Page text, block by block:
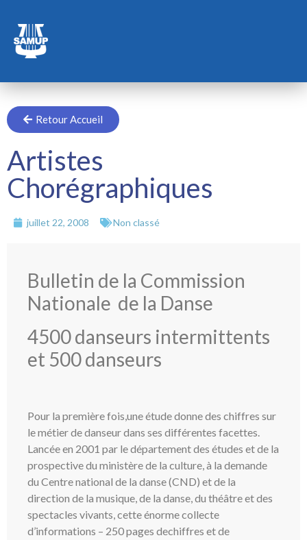
Retour Accueil
Artistes
Chorégraphiques
juillet 22, 2008 Non classé
Bulletin de la Commission
Nationale de la Danse
4500 danseurs intermittents
et 500 danseurs
Pour la première fois,une étude donne des chiffres sur
le métier de danseur dans ses différentes facettes.
Lancée en 2001 par le département des études et de la
prospective du ministère de la culture, à la demande
du Centre national de la danse (CND) et de la
direction de la musique, de la danse, du théâtre et des
spectacles vivants, cette énorme collecte
d’informations – 250 pages dechiffres et de